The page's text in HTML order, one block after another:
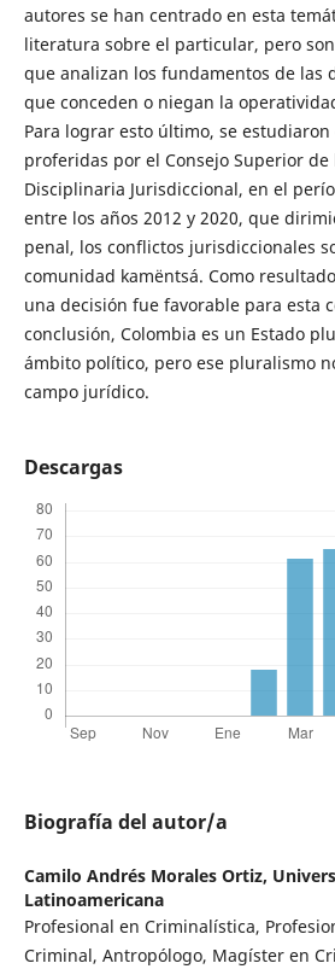
autores se han centrado en esta
literatura sobre el particular, pero
que analizan los fundamentos de las
que conceden o niegan la
Para lograr esto último, se estudiaron
proferidas por el Consejo Superior de
Disciplinaria Jurisdiccional, en el
entre los años 2012 y 2020, que
penal, los conflictos jurisdiccionales
comunidad kamëntsá. Como
una decisión fue favorable para esta
conclusión, Colombia es un Estado
ámbito político, pero ese pluralismo
campo jurídico.
Descargas
Biografía del autor/a
Camilo Andrés Morales Ortiz,
Latinoamericana
Profesional en Criminalística,
Criminal, Antropólogo, Magíster en